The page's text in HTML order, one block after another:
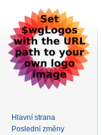
Hlavní strana
Poslední změny